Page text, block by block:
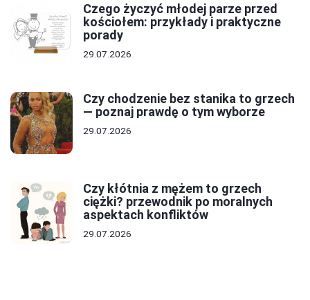
Czego życzyć młodej parze przed
kościołem: przykłady i praktyczne
porady
29.07.2026
Czy chodzenie bez stanika to grzech
— poznaj prawdę o tym wyborze
29.07.2026
Czy kłótnia z mężem to grzech
ciężki? przewodnik po moralnych
aspektach konfliktów
29.07.2026